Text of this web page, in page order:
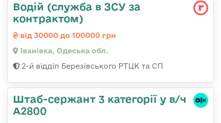
Водій (служба в ЗСУ за
контрактом)
від 30000 до 100000 грн
Іванівка, Одеська обл.
2-й відділ Березівського РТЦК та СП
Штаб-сержант 3 категорії у в/ч
А2800